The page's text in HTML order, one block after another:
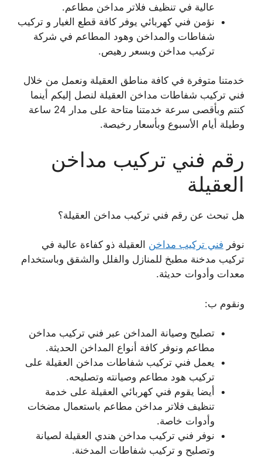
عالية في تنظيف فلاتر مداخن مطاعم.
نؤمن فني كهربائي يوفر كافة قطع الغيار و تركيب
شفاطات والمداخن وهود المطاعم في شركة
تركيب مداخن وبسعر رهيص.
خدمتنا متوفرة في كافة مناطق العقيلة ونعمل من خلال
فني تركيب شفاطات مداخن العقيلة لنصل إليكم أينما
كنتم وبأقصى سرعة خدمتنا متاحة على مدار 24 ساعة
وطيلة أيام الأسبوع وبأسعار رخيصة.
رقم فني تركيب مداخن
العقيلة
هل تبحث عن رقم فني تركيب مداخن العقيلة؟
نوفر فني تركيب مداخن العقيلة ذو كفاءة عالية في
تركيب مدخنة مطبخ للمنازل والفلل والشقق وباستخدام
معدات وأدوات حديثة.
ونقوم ب:
تصليح وصيانة المداخن عبر فني تركيب مداخن
مطاعم ونوفر كافة أنواع المداخن الحديثة.
يعمل فني تركيب شفاطات مداخن العقيلة على
تركيب هود مطاعم وصيانته وتصليحه.
أيضا يقوم فني كهربائي العقيلة على خدمة
تنظيف فلاتر مداخن مطاعم باستعمال مضخات
وأدوات خاصة.
نوفر فني تركيب مداخن هندي العقيلة لصيانة
وتصليح و تركيب شفاطات المدخنة.